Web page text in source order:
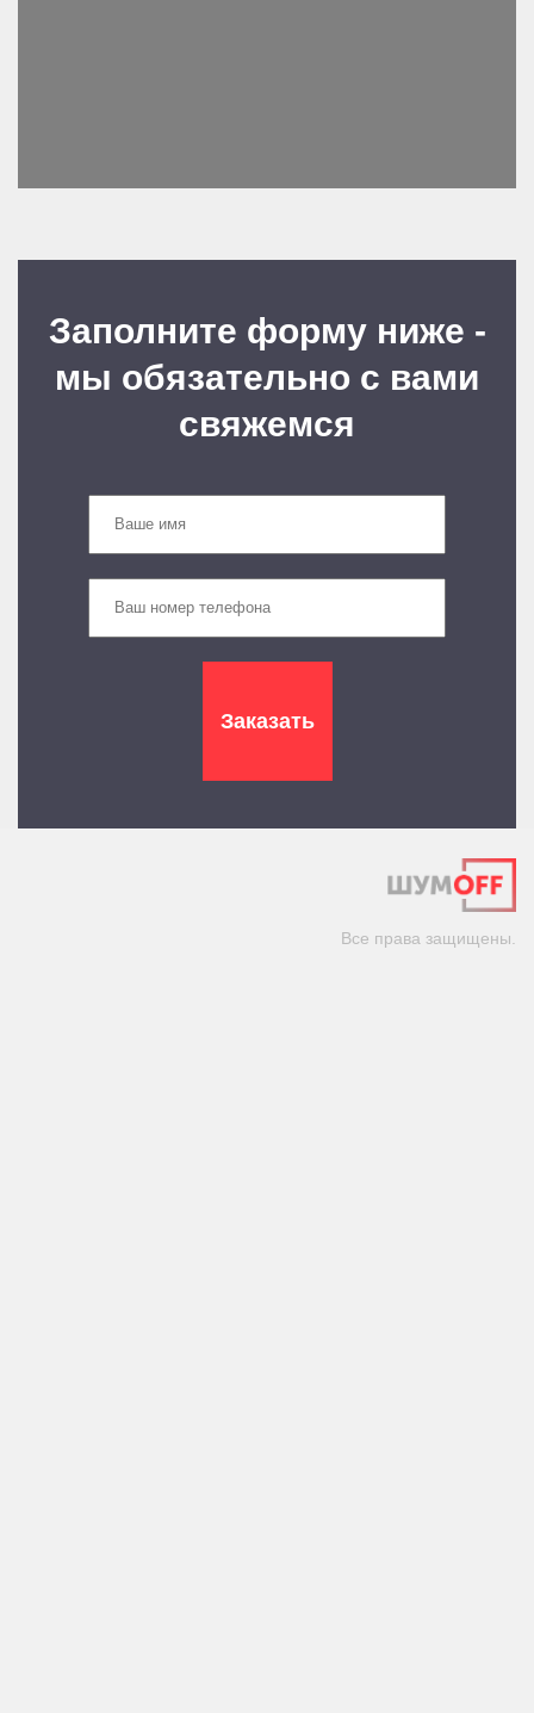
Заполните форму ниже -
мы обязательно с вами
свяжемся
Все права защищены.